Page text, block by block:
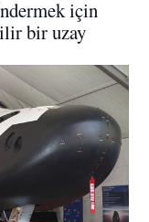
için
bir uzay